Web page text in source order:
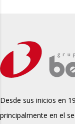
Desde sus inicios en
principalmente en el